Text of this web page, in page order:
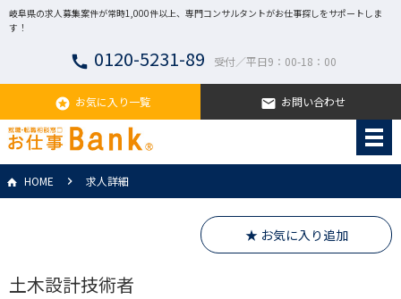
岐阜県の求人募集案件が常時1,000件以上、専門コンサルタントがお仕事探しをサポートしま
す！
call 0120-5231-89 受付／平日9：00-18：00
stars お気に入り一覧 email お問い合わせ
HOME 求人詳細
★ お気に入り追加
土木設計技術者